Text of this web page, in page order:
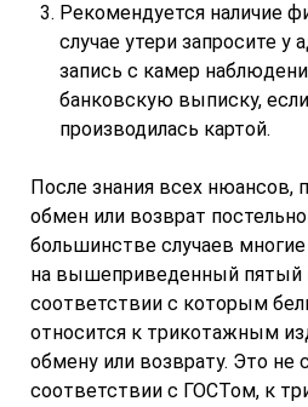
Рекомендуется наличие
случае утери запросите у
запись с камер
банковскую выписку,
производилась картой.
После знания всех нюансов,
обмен или возврат
большинстве случаев
на вышеприведенный пятый
соответствии с которым
относится к трикотажным
обмену или возврату. Это не
соответствии с ГОСТом, к